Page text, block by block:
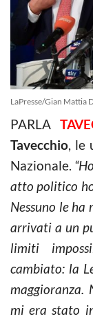
LaPresse/Gian Mattia
PARLA
Tavecchio, le
Nazionale.
atto politico
Nessuno le ha
arrivati a un
limiti
cambiato: la
maggioranza.
mi era stato